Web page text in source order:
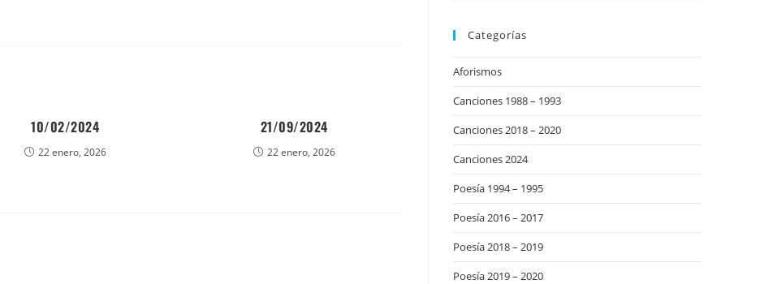
10/02/2024
22 enero, 2026
21/09/2024
22 enero, 2026
Categorías
Aforismos
Canciones 1988 – 1993
Canciones 2018 – 2020
Canciones 2024
Poesía 1994 – 1995
Poesía 2016 – 2017
Poesía 2018 – 2019
Poesía 2019 – 2020